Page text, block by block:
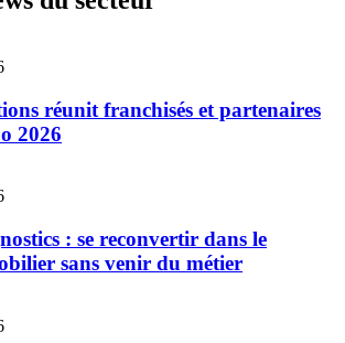
réunit franchisés et partenaires
2026
: se reconvertir dans le
sans venir du métier